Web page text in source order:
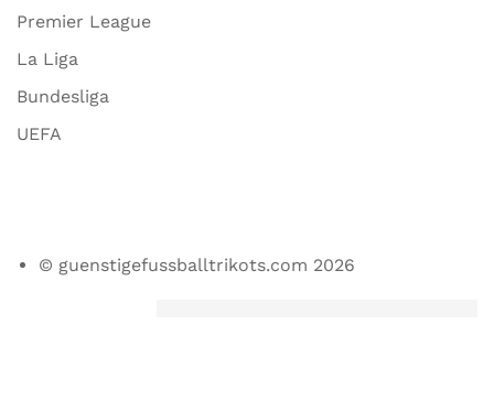
Premier League
La Liga
Bundesliga
UEFA
© guenstigefussballtrikots.com 2026